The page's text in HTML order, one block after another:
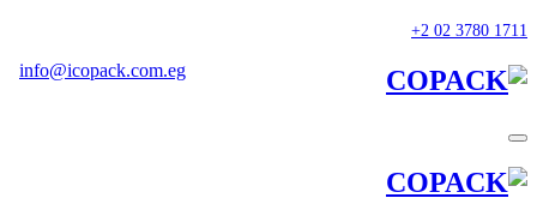
info@icopack.com.eg